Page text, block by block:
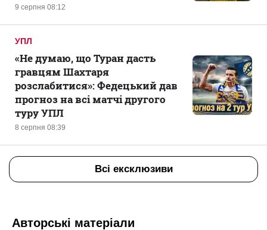
9 серпня 08:12
УПЛ
8 серпня 08:39
«Не думаю, що Туран дасть
гравцям Шахтаря
розслабитися»: Федецький дав
прогноз на всі матчі другого
туру УПЛ
Всі ексклюзиви
Авторські матеріали